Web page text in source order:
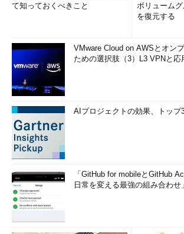
て知っておくべきこと
ボリューム
を復元する
VMware Cloud on AWSとオン
ための選択肢（3）L3 VPNと応
AIプロジェクトの効果、トップ
「GitHub for mobileとGitHub
日常を変える最強の組み合わせ